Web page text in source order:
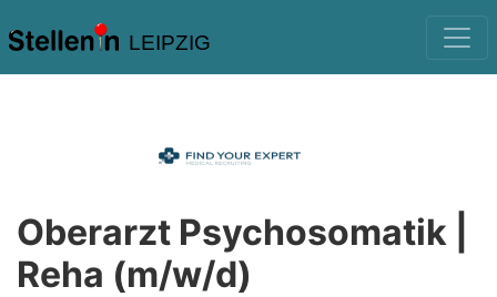
LEIPZIG
Oberarzt Psychosomatik |
Reha (m/w/d)